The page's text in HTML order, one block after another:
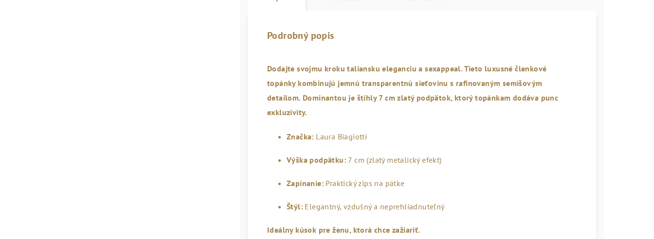
Podrobný popis
Dodajte svojmu kroku taliansku eleganciu a sexappeal. Tieto luxusné členkové
topánky kombinujú jemnú transparentnú sieťovinu s rafinovaným semišovým
detailom. Dominantou je štíhly 7 cm zlatý podpätok, ktorý topánkam dodáva punc
exkluzivity.
Značka: Laura Biagiotti
Výška podpätku: 7 cm (zlatý metalický efekt)
Zapínanie: Praktický zips na pätke
Štýl: Elegantný, vzdušný a neprehliadnuteľný
Ideálny kúsok pre ženu, ktorá chce zažiariť.